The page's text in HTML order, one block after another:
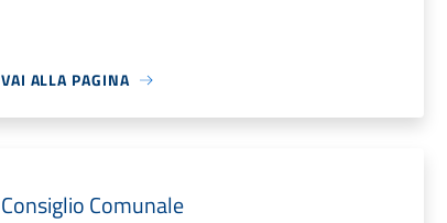
VAI ALLA PAGINA
Consiglio Comunale